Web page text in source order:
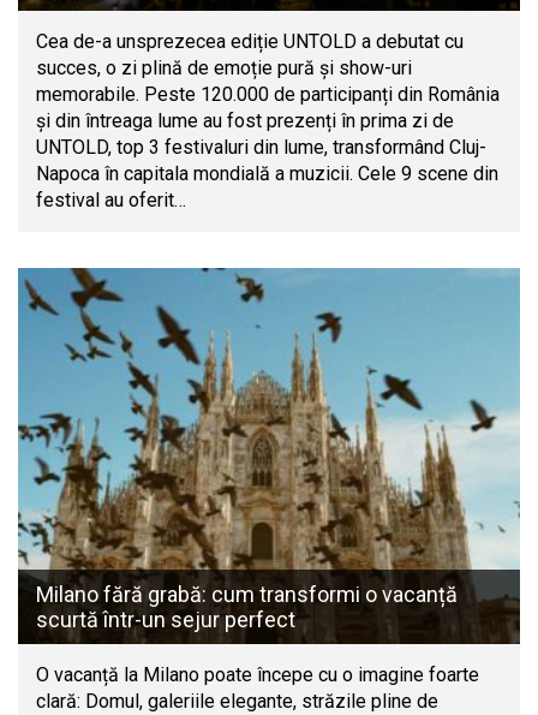
Cea de-a unsprezecea ediție UNTOLD a debutat cu
succes, o zi plină de emoție pură și show-uri
memorabile. Peste 120.000 de participanți din România
și din întreaga lume au fost prezenți în prima zi de
UNTOLD, top 3 festivaluri din lume, transformând Cluj-
Napoca în capitala mondială a muzicii. Cele 9 scene din
festival au oferit…
Milano fără grabă: cum transformi o vacanță
scurtă într-un sejur perfect
O vacanță la Milano poate începe cu o imagine foarte
clară: Domul, galeriile elegante, străzile pline de